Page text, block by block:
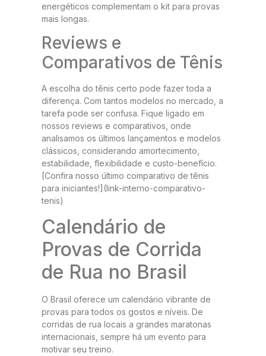
energéticos complementam o kit para provas
mais longas.
Reviews e
Comparativos de Tênis
A escolha do tênis certo pode fazer toda a
diferença. Com tantos modelos no mercado, a
tarefa pode ser confusa. Fique ligado em
nossos reviews e comparativos, onde
analisamos os últimos lançamentos e modelos
clássicos, considerando amortecimento,
estabilidade, flexibilidade e custo-benefício.
[Confira nosso último comparativo de tênis
para iniciantes!](link-interno-comparativo-
tenis)
Calendário de
Provas de Corrida
de Rua no Brasil
O Brasil oferece um calendário vibrante de
provas para todos os gostos e níveis. De
corridas de rua locais a grandes maratonas
internacionais, sempre há um evento para
motivar seu treino.